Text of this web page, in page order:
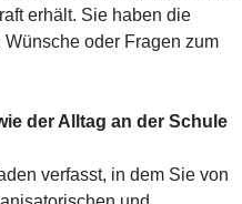
erhält. Sie haben die
oder Fragen zum
der Alltag an der Schule
verfasst, in dem Sie von